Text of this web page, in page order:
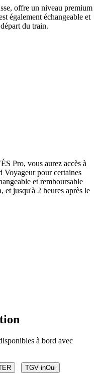
offre un niveau premium
également échangeable et
du train.
Pro, vous aurez accès à
Voyageur pour certaines
et remboursable
et jusqu'à 2 heures après le
à bord avec
TGV inOui